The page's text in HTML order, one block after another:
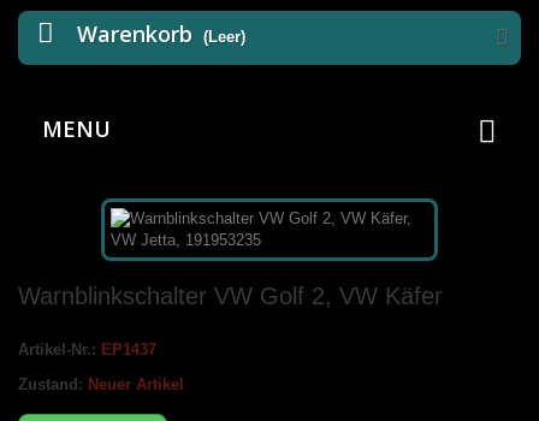
Warenkorb (Leer)
MENU
Warnblinkschalter VW Golf 2, VW Käfer
Artikel-Nr.: EP1437
Zustand: Neuer Artikel